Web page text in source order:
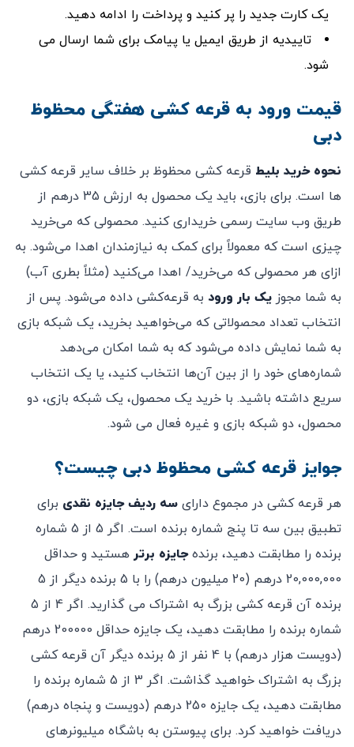
یک کارت جدید را پر کنید و پرداخت را ادامه دهید.
تاییدیه از طریق ایمیل یا پیامک برای شما ارسال می
شود.
قیمت ورود به قرعه کشی هفتگی محظوظ
دبی
نحوه خرید بلیط قرعه کشی محظوظ بر خلاف سایر قرعه کشی
ها است. برای بازی، باید یک محصول به ارزش 35 درهم از
طریق وب سایت رسمی خریداری کنید. محصولی که می‌خرید
چیزی است که معمولاً برای کمک به نیازمندان اهدا می‌شود. به
ازای هر محصولی که می‌خرید/ اهدا می‌کنید (مثلاً بطری آب)
به شما مجوز یک بار ورود به قرعه‌کشی داده می‌شود. پس از
انتخاب تعداد محصولاتی که می‌خواهید بخرید، یک شبکه بازی
به شما نمایش داده می‌شود که به شما امکان می‌دهد
شماره‌های خود را از بین آن‌ها انتخاب کنید، یا یک انتخاب
سریع داشته باشید. با خرید یک محصول، یک شبکه بازی، دو
محصول، دو شبکه بازی و غیره فعال می شود.
جوایز قرعه کشی محظوظ دبی چیست؟
هر قرعه کشی در مجموع دارای سه ردیف جایزه نقدی برای
تطبیق بین سه تا پنج شماره برنده است. اگر 5 از 5 شماره
برنده را مطابقت دهید، برندهجایزه برتر هستید و حداقل
20,000,000 درهم (20 میلیون درهم) را با 5 برنده دیگر از 5
برنده آن قرعه کشی بزرگ به اشتراک می گذارید. اگر 4 از 5
شماره برنده را مطابقت دهید، یک جایزه حداقل 200000 درهم
(دویست هزار درهم) با 4 نفر از 5 برنده دیگر آن قرعه کشی
بزرگ به اشتراک خواهید گذاشت. اگر 3 از 5 شماره برنده را
مطابقت دهید، یک جایزه 250 درهم (دویست و پنجاه درهم)
دریافت خواهید کرد. برای پیوستن به باشگاه میلیونرهای